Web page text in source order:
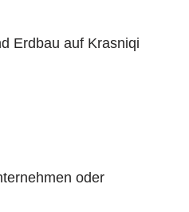
Erdbau auf Krasniqi
oder